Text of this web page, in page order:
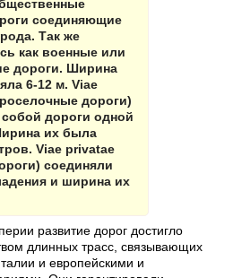
соединяющие
Так же
как военные или
дороги. Ширина
6-12 м. Viae
дороги)
дороги одной
их была
Viae privatae
соединяли
и ширина их
развитие дорог достигло
длинных трасс, связывающих
и европейскими и